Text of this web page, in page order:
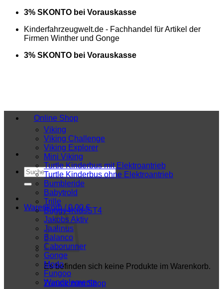
Zum
springen
3% SKONTO bei Vorauskasse
Kinderfahrzeugwelt.de - Fachhandel für Artikel der
Firmen Winther und Gonge
3% SKONTO bei Vorauskasse
Suchen
nach:
Warenkorb /0,00€
Es befinden sich keine Produkte im Warenkorb.
Zurück zum Shop
Online Shop
Viking
Viking Challenge
Viking Explorer
Mini Viking
Turtle Kinderbus mit Elektroantrieb
Turtle Kinderbus ohne Elektroantrieb
Bumbleride
Babytrold
Trille
Buggy4KidsST4
Jakobs Aktiv
Jaalinus
Balanco
Caborunner
Gonge
Modo
Fungoo
Wandelemente